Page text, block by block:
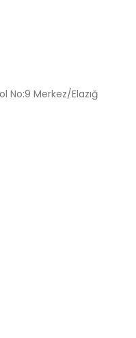
No:9 Merkez/Elazığ